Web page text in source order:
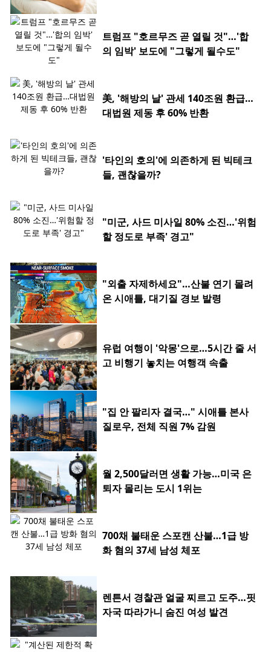
트럼프 "호르무즈 곧 열릴 것"…'합
의 임박' 보도에 "그렇게 될수도"
美, '해방의 날' 관세 140조원 환급…
대법원 제동 후 60% 반환
'타인의 호의'에 의존하게 된 빅테크
들, 괜찮을까?
"미군, 사드 미사일 80% 소진…'위험
할 정도로 부족' 경고"
"외출 자제하세요"…산불 연기 몰려
온 시애틀, 대기질 경보 발령
유럽 여행이 '악몽'으로…5시간 줄 서
고 비행기 놓치는 여행객 속출
"집 안 팔리자 결국…" 시애틀 본사
질로우, 전체 직원 7% 감원
월 2,500달러면 생활 가능…미국 은
퇴자 몰리는 도시 1위는
700채 불태운 스포캔 산불…1급 방
화 혐의 37세 남성 체포
렌튼서 경찰관 얼굴 찌르고 도주…핏
자국 따라가니 숨진 여성 발견